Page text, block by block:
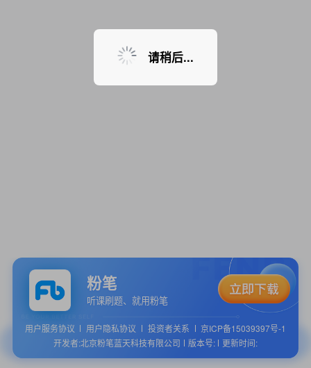
暂无课程，敬请期待
粉笔
听课刷题、就用粉笔
用户服务协议 用户隐私协议 投资者关系
京ICP备15039397号-1
开发者:北京粉笔蓝天科技有限公司
版本号: 更新时间:
请稍后...